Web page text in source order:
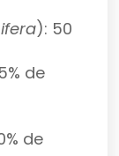
): 50
de
de